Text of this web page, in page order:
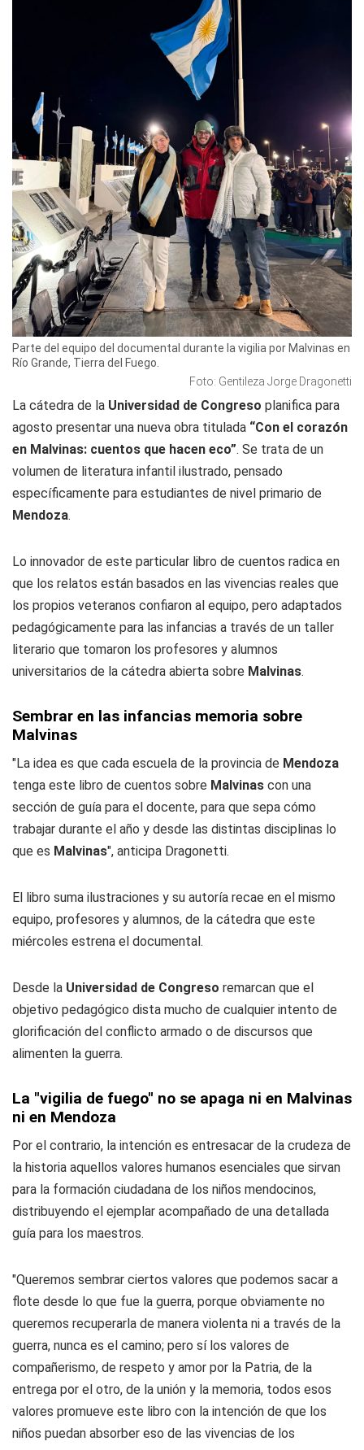
Parte del equipo del documental durante la vigilia por Malvinas en
Río Grande, Tierra del Fuego.
Foto: Gentileza Jorge Dragonetti
La cátedra de la Universidad de Congreso planifica para
agosto presentar una nueva obra titulada “Con el corazón
en Malvinas: cuentos que hacen eco”. Se trata de un
volumen de literatura infantil ilustrado, pensado
específicamente para estudiantes de nivel primario de
Mendoza.
Lo innovador de este particular libro de cuentos radica en
que los relatos están basados en las vivencias reales que
los propios veteranos confiaron al equipo, pero adaptados
pedagógicamente para las infancias a través de un taller
literario que tomaron los profesores y alumnos
universitarios de la cátedra abierta sobre Malvinas.
Sembrar en las infancias memoria sobre
Malvinas
"La idea es que cada escuela de la provincia de Mendoza
tenga este libro de cuentos sobre Malvinas con una
sección de guía para el docente, para que sepa cómo
trabajar durante el año y desde las distintas disciplinas lo
que es Malvinas", anticipa Dragonetti.
El libro suma ilustraciones y su autoría recae en el mismo
equipo, profesores y alumnos, de la cátedra que este
miércoles estrena el documental.
Desde la Universidad de Congreso remarcan que el
objetivo pedagógico dista mucho de cualquier intento de
glorificación del conflicto armado o de discursos que
alimenten la guerra.
La "vigilia de fuego" no se apaga ni en Malvinas
ni en Mendoza
Por el contrario, la intención es entresacar de la crudeza de
la historia aquellos valores humanos esenciales que sirvan
para la formación ciudadana de los niños mendocinos,
distribuyendo el ejemplar acompañado de una detallada
guía para los maestros.
"Queremos sembrar ciertos valores que podemos sacar a
flote desde lo que fue la guerra, porque obviamente no
queremos recuperarla de manera violenta ni a través de la
guerra, nunca es el camino; pero sí los valores de
compañerismo, de respeto y amor por la Patria, de la
entrega por el otro, de la unión y la memoria, todos esos
valores promueve este libro con la intención de que los
niños puedan absorber eso de las vivencias de los